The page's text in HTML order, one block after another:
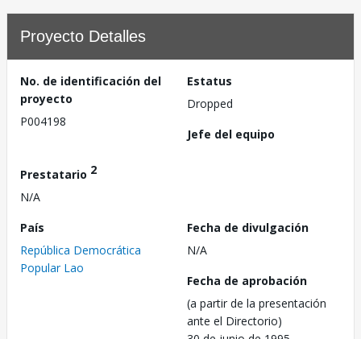
Proyecto Detalles
No. de identificación del
proyecto
P004198
Estatus
Dropped
Jefe del equipo
Prestatario 2
N/A
País
República Democrática
Popular Lao
Fecha de divulgación
N/A
Fecha de aprobación
(a partir de la presentación
ante el Directorio)